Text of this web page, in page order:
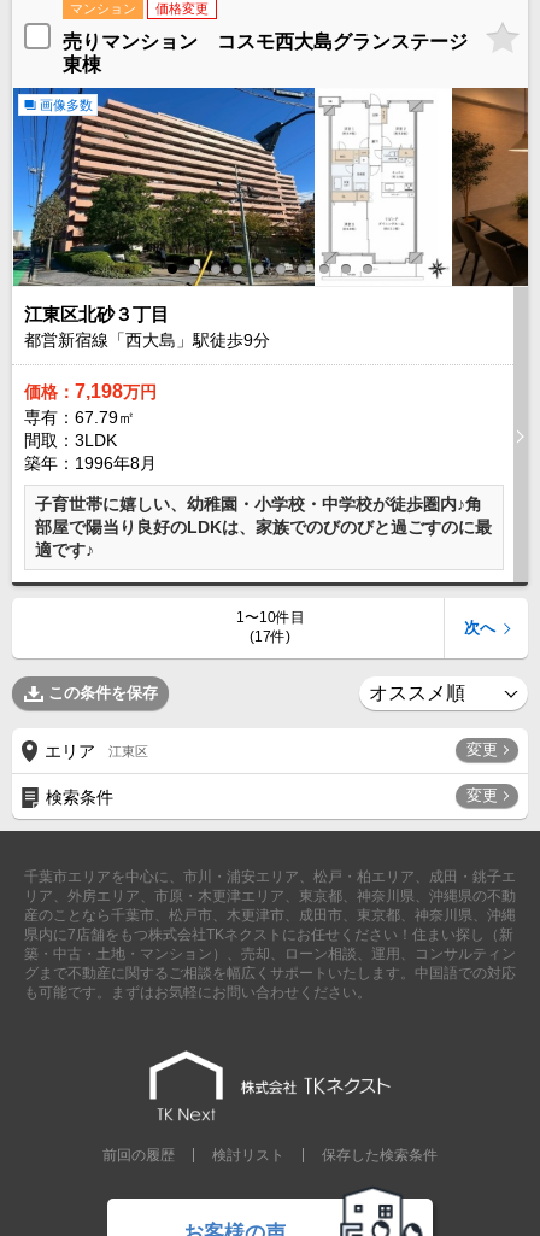
マンション 価格変更
売りマンション コスモ西大島グランステージ
東棟
画像多数
江東区北砂３丁目
都営新宿線「西大島」駅徒歩9分
価格： 7,198万円
専有：67.79㎡
間取：3LDK
築年：1996年8月
子育世帯に嬉しい、幼稚園・小学校・中学校が徒歩圏内♪角
部屋で陽当り良好のLDKは、家族でのびのびと過ごすのに最
適です♪
1〜10件目
(17件)
次へ
この条件を保存
エリア 江東区 変更
検索条件 変更
千葉市エリアを中心に、市川・浦安エリア、松戸・柏エリア、成田・銚子エ
リア、外房エリア、市原・木更津エリア、東京都、神奈川県、沖縄県の不動
産のことなら千葉市、松戸市、木更津市、成田市、東京都、神奈川県、沖縄
県内に7店舗をもつ株式会社TKネクストにお任せください！住まい探し（新
築・中古・土地・マンション）、売却、ローン相談、運用、コンサルティン
グまで不動産に関するご相談を幅広くサポートいたします。中国語での対応
も可能です。まずはお気軽にお問い合わせください。
前回の履歴 検討リスト 保存した検索条件